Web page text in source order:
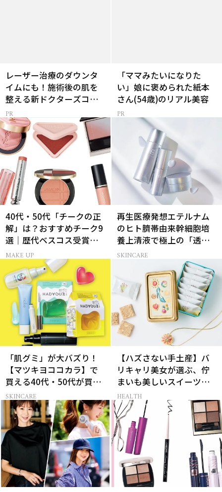
レーザー治療のダウンタ
イムにも！施術後の肌を
整える新ドクターズコス
メ
「ママみたいになりた
い」娘に褒められた紙本
さん(54歳)のリアル美容
40代・50代「チークの正
解」は？おすすめチーク9
選｜歴代ベスコス受賞ま
とめ＆正しい使い方
MAKE UP
再生医療発想エテルナム
のヒト臍帯由来幹細胞培
養上清液で極上の「透明
感ハリ肌」へ
SKINCARE
「肌グミ」が大バズり！
【マツキヨココカラ】で
買える40代・50代が買う
べき夏コスメ
SKINCARE
【ハズさない手土産】バ
リキャリ美女が選ぶ、佇
まいも美しいスイーツギ
フト3選
HEALTH